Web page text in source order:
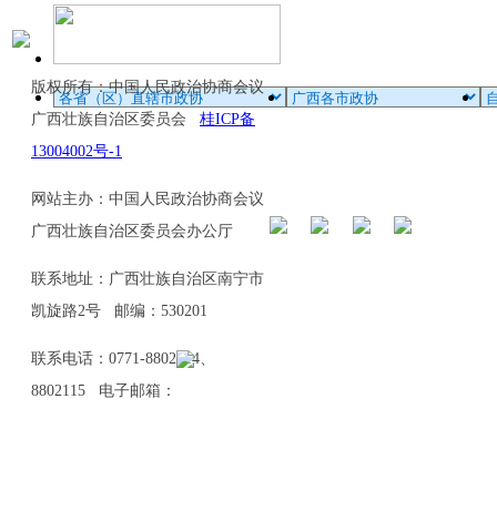
版权所有：中国人民政治协商会议
广西壮族自治区委员会 桂ICP备
13004002号-1
网站主办：中国人民政治协商会议
广西壮族自治区委员会办公厅
联系地址：广西壮族自治区南宁市
凯旋路2号 邮编：530201
联系电话：0771-8802114、
8802115 电子邮箱：